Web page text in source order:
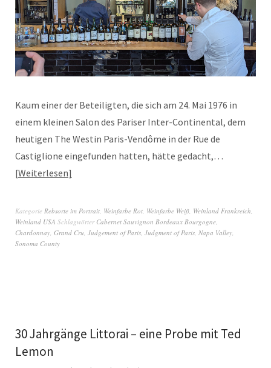
Kaum einer der Beteiligten, die sich am 24. Mai 1976 in
einem kleinen Salon des Pariser Inter-Continental, dem
heutigen The Westin Paris-Vendôme in der Rue de
Castiglione eingefunden hatten, hätte gedacht,…
Weiterlesen
Kategorie Rebsorte im Portrait, Weinfarbe Rot, Weinfarbe Weiß, Weinland Frankreich,
Weinland USA Schlagwörter Cabernet Sauvignon Bordeaux Bourgogne,
Chardonnay, Grand Cru, Judgement of Paris, Judgment of Paris, Napa Valley,
Sonoma County
30 Jahrgänge Littorai – eine Probe mit Ted
Lemon